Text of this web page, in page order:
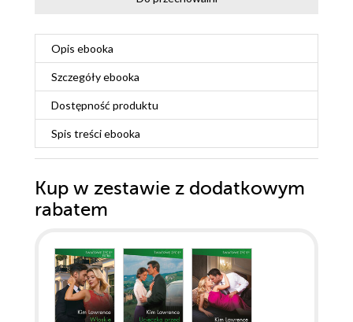
Opis ebooka
Szczegółyebooka
Dostępność produktu
Spis treściebooka
Kup w zestawie z dodatkowym
rabatem